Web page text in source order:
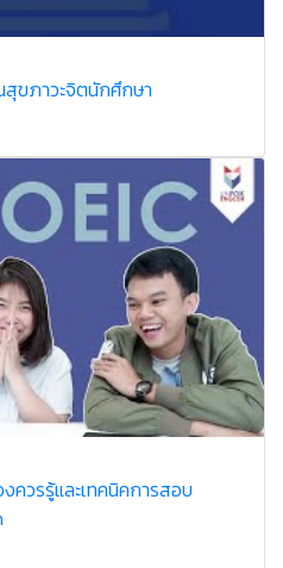
ขภาวะจิตนักศึกษา
ควรรู้และเทคนิคการสอบ